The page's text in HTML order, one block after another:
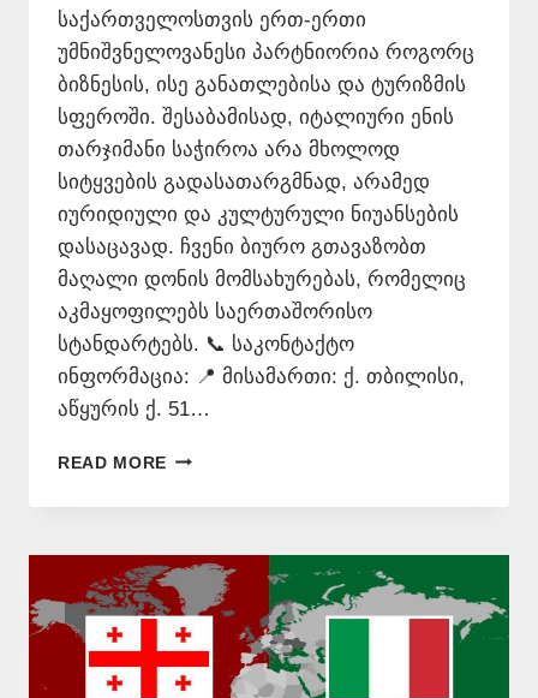
საქართველოსთვის ერთ-ერთი
უმნიშვნელოვანესი პარტნიორია როგორც
ბიზნესის, ისე განათლებისა და ტურიზმის
სფეროში. შესაბამისად, იტალიური ენის
თარჯიმანი საჭიროა არა მხოლოდ
სიტყვების გადასათარგმნად, არამედ
იურიდიული და კულტურული ნიუანსების
დასაცავად. ჩვენი ბიურო გთავაზობთ
მაღალი დონის მომსახურებას, რომელიც
აკმაყოფილებს საერთაშორისო
სტანდარტებს. 📞 საკონტაქტო
ინფორმაცია: 📍 მისამართი: ქ. თბილისი,
აწყურის ქ. 51…
READ MORE ᲘᲢᲐᲚᲘᲣᲠᲘ
ᲗᲐᲠᲯᲘᲛᲐᲜᲘ
577
546
577